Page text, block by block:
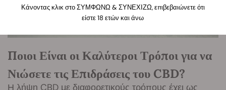
Ποιοι Είναι οι Καλύτεροι Τρόποι για να
Νιώσετε τις Επιδράσεις του CBD?
Κάνοντας κλικ στο ΣΥΜΦΩΝΩ & ΣΥΝΕΧΙΖΩ, επιβεβαιώνετε ότι
είστε 18 ετών και άνω